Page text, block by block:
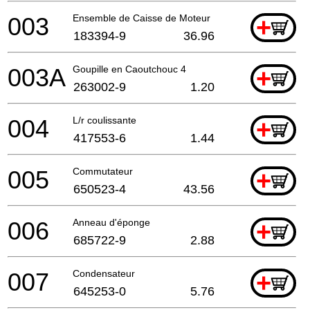
Ensemble de Caisse de Moteur +
003 183394-9 36.96
Goupille en Caoutchouc 4 +
003A 263002-9 1.20
L/r coulissante +
004 417553-6 1.44
Commutateur +
005 650523-4 43.56
Anneau d'éponge +
006 685722-9 2.88
Condensateur +
007 645253-0 5.76